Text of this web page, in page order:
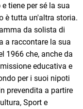
tiene per sé la sua
è tutta un'altra storia.
da solista di
a raccontare la sua
1966 che, anche da
educativa e
per i suoi nipoti
prevendita a partire
Sport e